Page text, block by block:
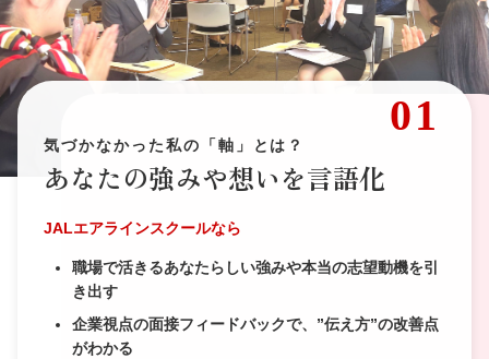
01
気づかなかった私の「軸」とは？
あなたの強みや想いを言語化
JALエアラインスクールなら
職場で活きるあなたらしい強みや本当の志望動機を引
き出す
企業視点の面接フィードバックで、”伝え方”の改善点
がわかる